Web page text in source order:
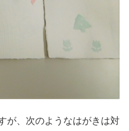
が、次のようなはがきは対